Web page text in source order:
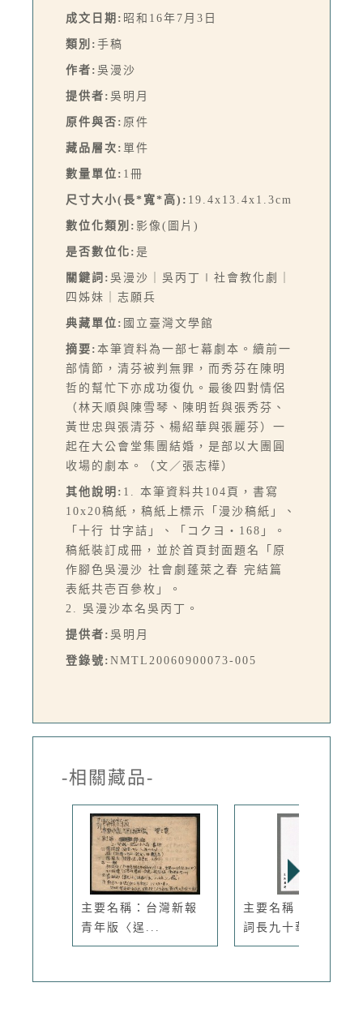
成文日期: 昭和16年7月3日
類別: 手稿
作者: 吳漫沙
提供者: 吳明月
原件與否: 原件
藏品層次: 單件
數量單位: 1冊
尺寸大小(長*寬*高): 19.4x13.4x1.3cm
數位化類別: 影像(圖片)
是否數位化: 是
關鍵詞: 吳漫沙｜吳丙丁∣社會教化劇｜
四姊妹｜志願兵
典藏單位: 國立臺灣文學館
摘要: 本筆資料為一部七幕劇本。續前一
部情節，清芬被判無罪，而秀芬在陳明
哲的幫忙下亦成功復仇。最後四對情侶
（林天順與陳雪琴、陳明哲與張秀芬、
黃世忠與張清芬、楊紹華與張麗芬）一
起在大公會堂集團結婚，是部以大團圓
收場的劇本。（文／張志樺）
其他說明: 1. 本筆資料共104頁，書寫
10x20稿紙，稿紙上標示「漫沙稿紙」、
「十行 廿字詰」、「コクヨ・168」。
稿紙裝訂成冊，並於首頁封面題名「原
作腳色吳漫沙 社會劇蓬萊之春 完結篇
表紙共壱百參枚」。
2. 吳漫沙本名吳丙丁。
提供者: 吳明月
登錄號: NMTL20060900073-005
-相關藏品-
主要名稱：台灣新報
青年版〈逞...
主要名稱：祝吳漫沙
詞長九十華...